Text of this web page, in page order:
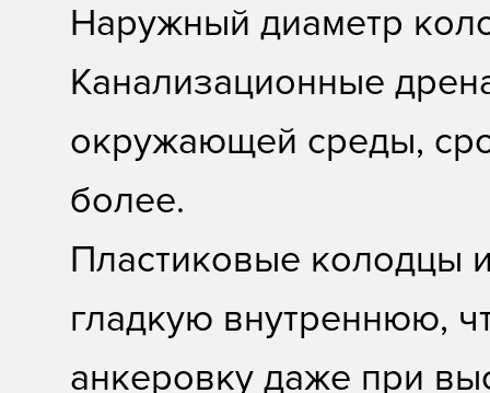
Наружный диаметр
Канализационные
окружающей среды,
более.
Пластиковые колодцы
гладкую внутреннюю,
анкеровку даже при